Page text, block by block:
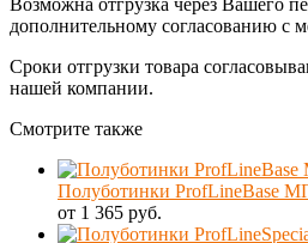
дополнительному согласованию с
Сроки отгрузки товара
нашей компании.
Смотрите также
Полуботинки ProfLineBase
от 1 365 руб.